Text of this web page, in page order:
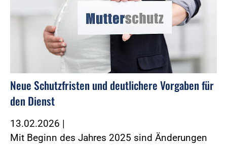
Neue Schutzfristen und deutlichere Vorgaben für
den Dienst
13.02.2026 |
Mit Beginn des Jahres 2025 sind Änderungen